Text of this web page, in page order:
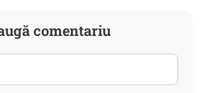
comentariu